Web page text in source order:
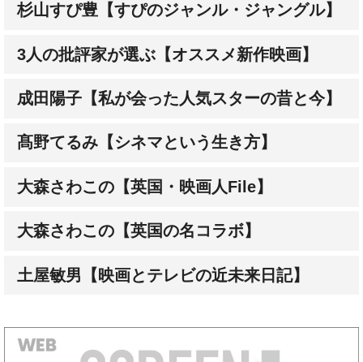
杉山すぴ豊【すぴのジャンル・ジャングル】
3人の批評家が選ぶ【オススメ新作映画】
成田陽子【私が会った人気スターの昔と今】
髙野てるみ【シネマという生き方】
大森さわこの【英国・映画人File】
大森さわこの【英国の名コラボ】
土屋敏男【映画とテレビの近未来日記】